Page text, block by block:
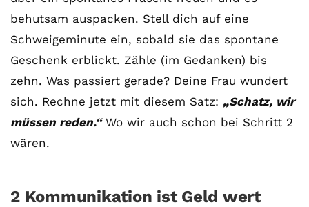
behutsam auspacken. Stell dich auf eine
Schweigeminute ein, sobald sie das spontane
Geschenk erblickt. Zähle (im Gedanken) bis
zehn. Was passiert gerade? Deine Frau wundert
sich. Rechne jetzt mit diesem Satz: „Schatz, wir
müssen reden.“Wo wir auch schon bei Schritt 2
wären.
2 Kommunikation ist Geld wert